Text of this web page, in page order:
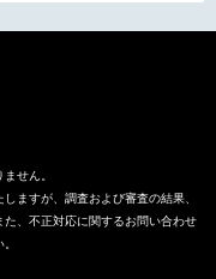
せん。
ますが、調査および審査の結果、
、不正対応に関するお問い合わせ